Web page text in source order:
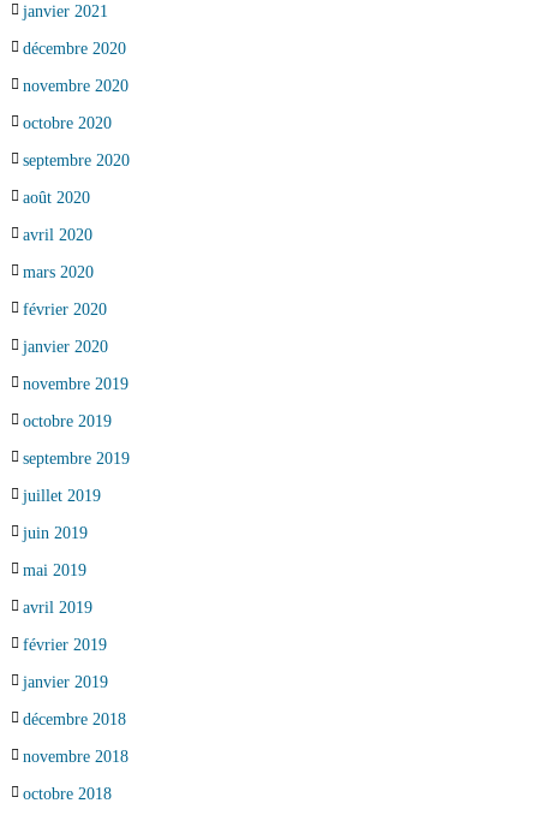
janvier 2021
décembre 2020
novembre 2020
octobre 2020
septembre 2020
août 2020
avril 2020
mars 2020
février 2020
janvier 2020
novembre 2019
octobre 2019
septembre 2019
juillet 2019
juin 2019
mai 2019
avril 2019
février 2019
janvier 2019
décembre 2018
novembre 2018
octobre 2018